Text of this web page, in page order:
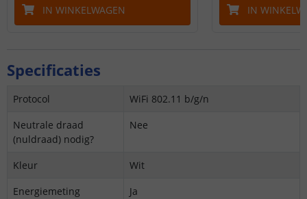
IN WINKELWAGEN IN
Specificaties
Protocol
WiFi 802.11 b/g/n
Neutrale draad
(nuldraad) nodig?
Nee
Kleur
Wit
Energiemeting
Ja